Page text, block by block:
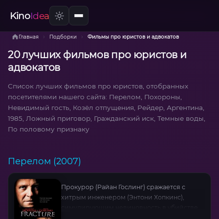
KinoIdea
Главная › Подборки › Фильмы про юристов и адвокатов
20 лучших фильмов про юристов и
адвокатов
Список лучших фильмов про юристов, отобранных
посетителями нашего сайта: Перелом, Похороны,
Невидимый гость, Козёл отпущения, Рейдер, Аргентина,
1985, Ложный приговор, Гражданский иск, Темные воды,
По половому признаку
Перелом (2007)
Прокурор (Райан Гослинг) сражается с
хитрым инженером (Энтони Хопкинс),